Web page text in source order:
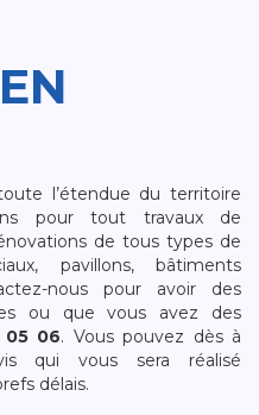
l’étendue du territoire
pour tout travaux de
de tous types de
pavillons, bâtiments
nous pour avoir des
ou que vous avez des
06. Vous pouvez dès à
qui vous sera réalisé
délais.